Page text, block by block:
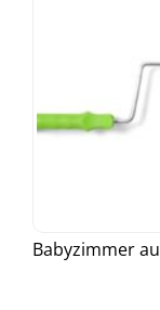
Babyzimmer